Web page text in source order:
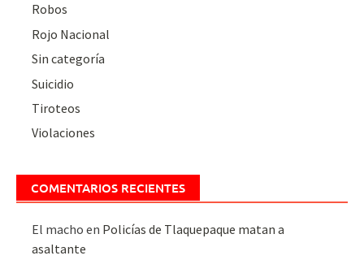
Robos
Rojo Nacional
Sin categoría
Suicidio
Tiroteos
Violaciones
COMENTARIOS RECIENTES
El macho en Policías de Tlaquepaque matan a
asaltante